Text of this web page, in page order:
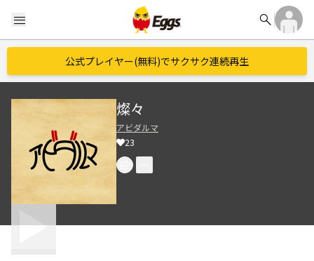
menu search
公式プレイヤー(無料)でサクサク連続再生
燦々
アビダルマ
23